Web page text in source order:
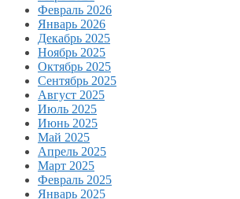
Февраль 2026
Январь 2026
Декабрь 2025
Ноябрь 2025
Октябрь 2025
Сентябрь 2025
Август 2025
Июль 2025
Июнь 2025
Май 2025
Апрель 2025
Март 2025
Февраль 2025
Январь 2025